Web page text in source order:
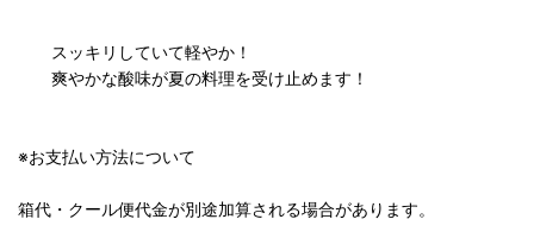
スッキリしていて軽やか！
爽やかな酸味が夏の料理を受け止めます！
※お支払い方法について
箱代・クール便代金が別途加算される場合があります。